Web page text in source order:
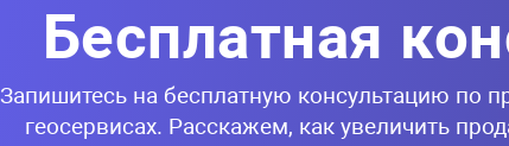
Бесплатная
Запишитесь на бесплатную консультацию по
геосервисах. Расскажем, как увеличить